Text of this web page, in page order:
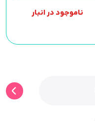
ناموجود در انبار